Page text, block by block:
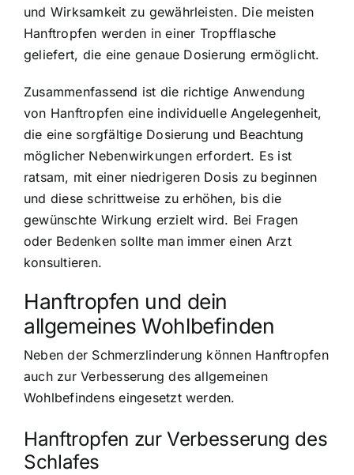
und Wirksamkeit zu gewährleisten. Die meisten
Hanftropfen werden in einer Tropfflasche
geliefert, die eine genaue Dosierung ermöglicht.
Zusammenfassend ist die richtige Anwendung
von Hanftropfen eine individuelle Angelegenheit,
die eine sorgfältige Dosierung und Beachtung
möglicher Nebenwirkungen erfordert. Es ist
ratsam, mit einer niedrigeren Dosis zu beginnen
und diese schrittweise zu erhöhen, bis die
gewünschte Wirkung erzielt wird. Bei Fragen
oder Bedenken sollte man immer einen Arzt
konsultieren.
Hanftropfen und dein
allgemeines Wohlbefinden
Neben der Schmerzlinderung können Hanftropfen
auch zur Verbesserung des allgemeinen
Wohlbefindens eingesetzt werden.
Hanftropfen zur Verbesserung des
Schlafes